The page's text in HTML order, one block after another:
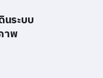
ระบบ
าพ